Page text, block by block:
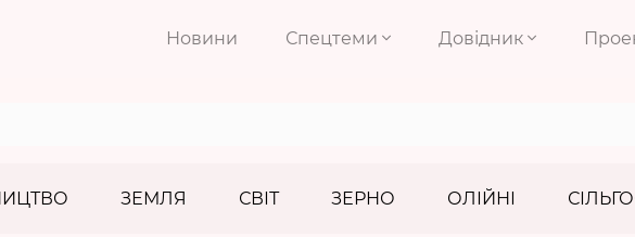
Новини Спецтеми Довідник
ЗЕМЛЯ СВІТ ЗЕРНО ОЛІЙНІ